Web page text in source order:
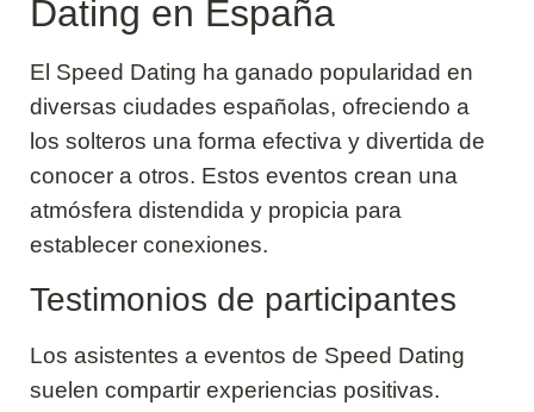
Dating en España
El Speed Dating ha ganado popularidad en
diversas ciudades españolas, ofreciendo a
los solteros una forma efectiva y divertida de
conocer a otros. Estos eventos crean una
atmósfera distendida y propicia para
establecer conexiones.
Testimonios de participantes
Los asistentes a eventos de Speed Dating
suelen compartir experiencias positivas.